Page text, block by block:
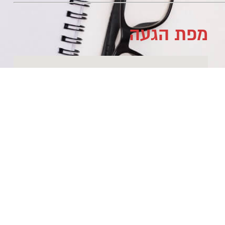
מפת הגעה